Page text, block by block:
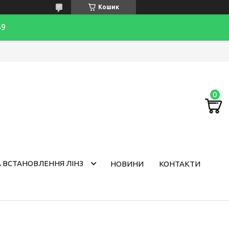
Кошик
ЛІНЗ НОВИНИ КОНТАКТИ